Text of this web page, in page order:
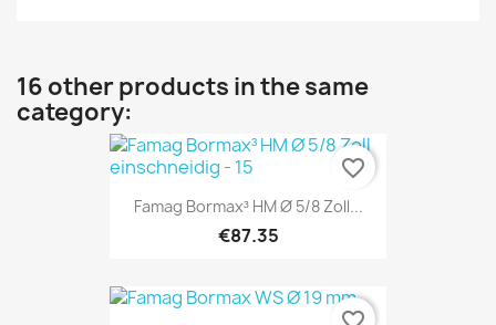
16 other products in the same
category:
Famag Bormax³ HM Ø 5/8 Zoll...
€87.35
favorite_border